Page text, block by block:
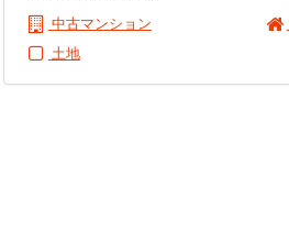
中古マンション
土地